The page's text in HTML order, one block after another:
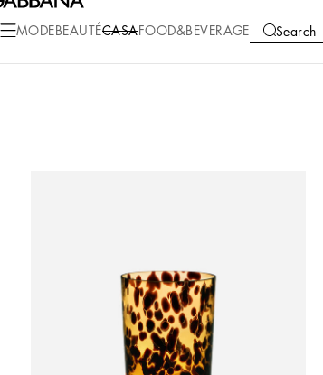
MODE BEAUTÉCASAFOOD&BEVERAGE Search
COLLECTIONS